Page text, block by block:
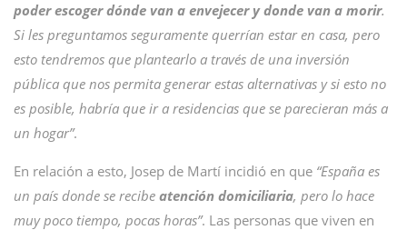
poder escoger dónde van a envejecer y donde van a morir.
Si les preguntamos seguramente querrían estar en casa, pero
esto tendremos que plantearlo a través de una inversión
pública que nos permita generar estas alternativas y si esto no
es posible, habría que ir a residencias que se parecieran más a
un hogar”.
En relación a esto, Josep de Martí incidió en que “España es
un país donde se recibe atención domiciliaria, pero lo hace
muy poco tiempo, pocas horas”. Las personas que viven en